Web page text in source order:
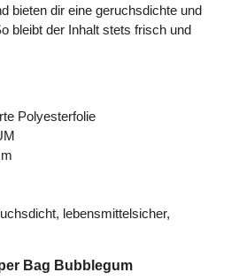
bieten dir eine geruchsdichte und
bleibt der Inhalt stets frisch und
Polyesterfolie
lebensmittelsicher,
Bag Bubblegum